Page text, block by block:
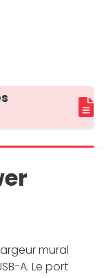
mural
A. Le port